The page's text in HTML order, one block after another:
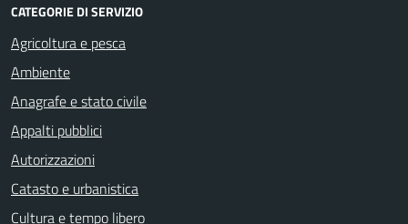
CATEGORIE DI SERVIZIO
Agricoltura e pesca
Ambiente
Anagrafe e stato civile
Appalti pubblici
Autorizzazioni
Catasto e urbanistica
Cultura e tempo libero